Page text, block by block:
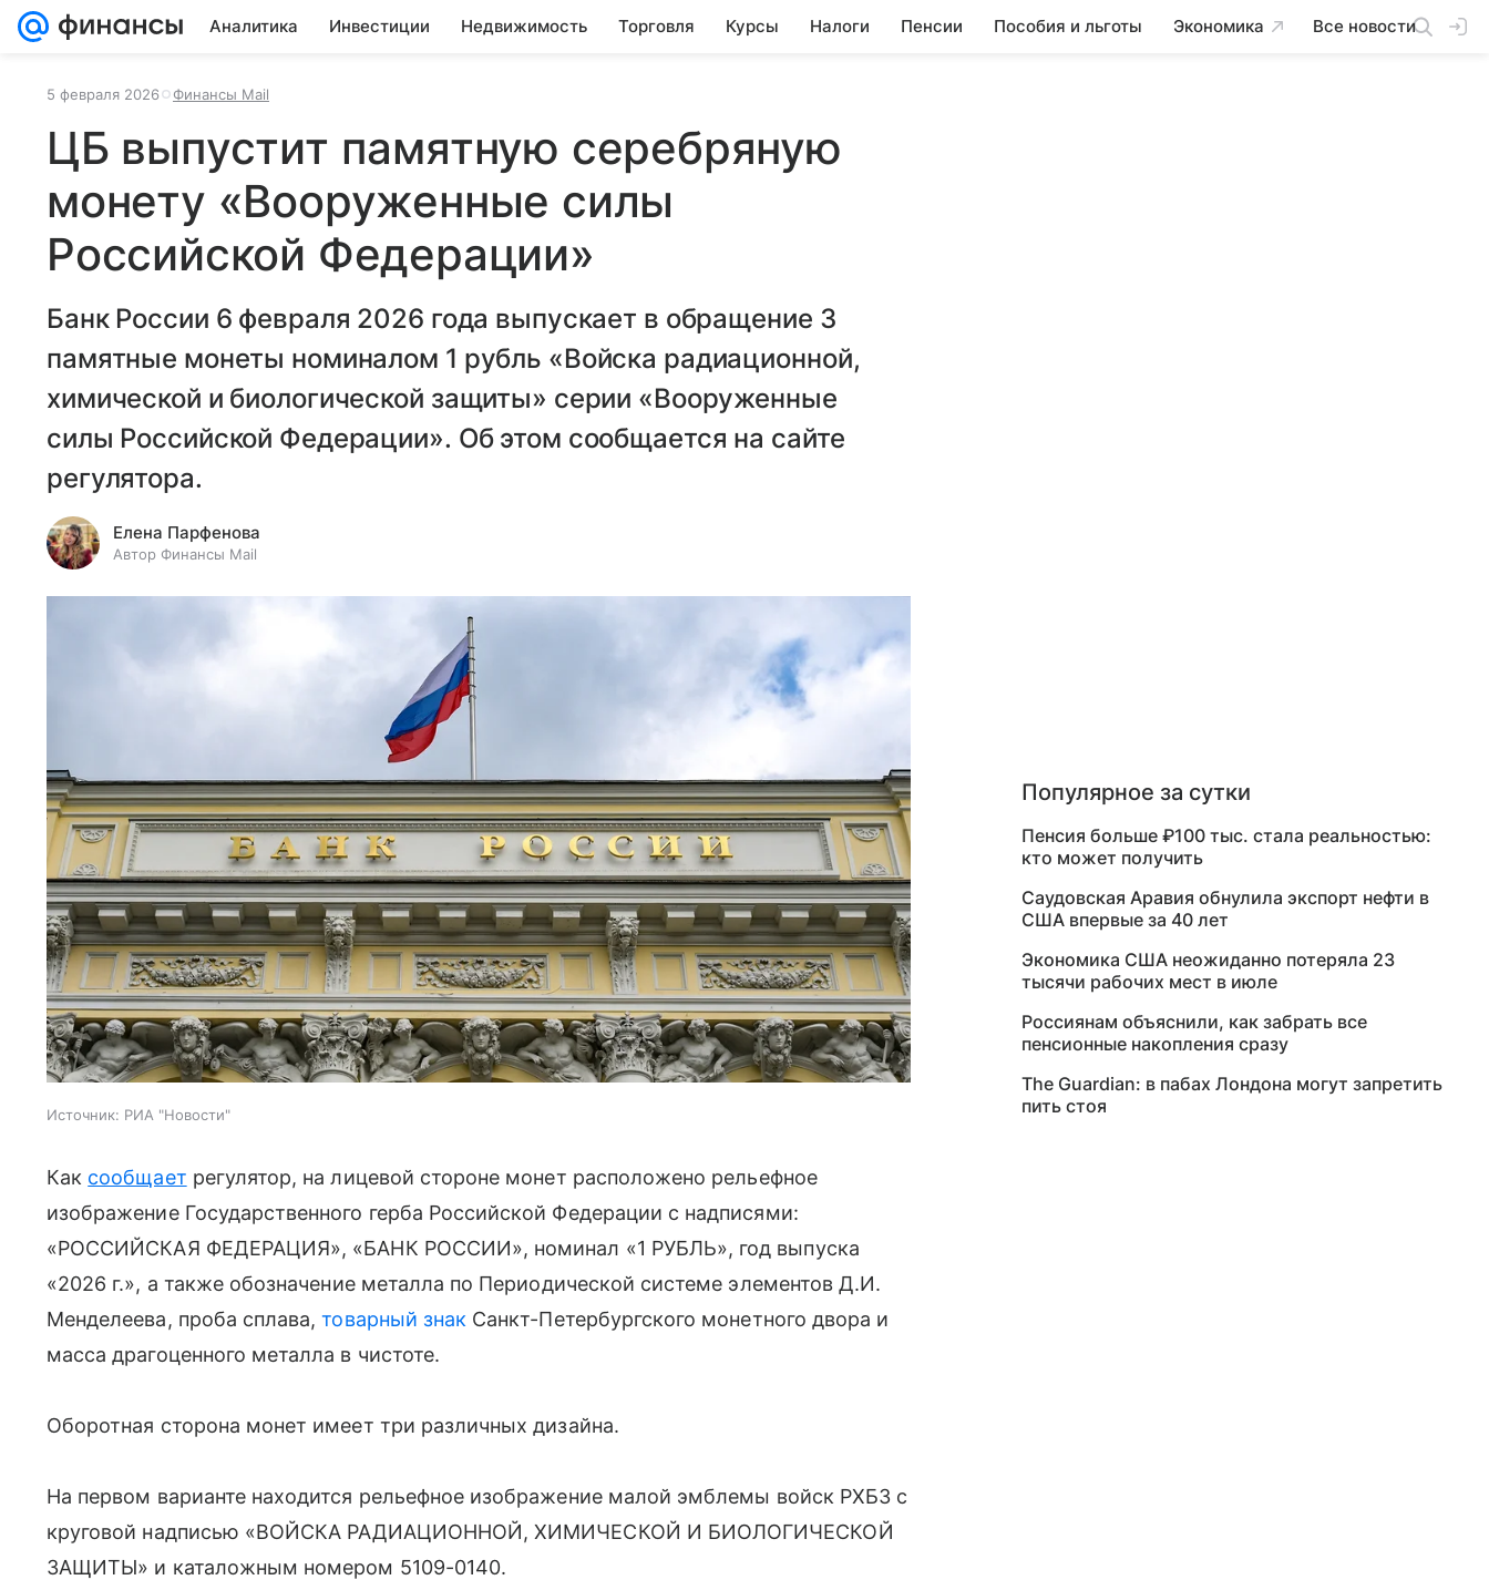
Аналитика Инвестиции Недвижимость Торговля Курсы Налоги Пенсии Пособия и льготы Экономика Все новости
5 февраля 2026 Финансы Mail
ЦБ выпустит памятную серебряную
монету «Вооруженные силы
Российской Федерации»
Банк России 6 февраля 2026 года выпускает в обращение 3
памятные монеты номиналом 1 рубль «Войска радиационной,
химической и биологической защиты» серии «Вооруженные
силы Российской Федерации». Об этом сообщается на сайте
регулятора.
Елена Парфенова
Автор Финансы Mail
Источник: РИА "Новости"
Как сообщает регулятор, на лицевой стороне монет расположено рельефное
изображение Государственного герба Российской Федерации с надписями:
«РОССИЙСКАЯ ФЕДЕРАЦИЯ», «БАНК РОССИИ», номинал «1 РУБЛЬ», год выпуска
«2026 г.», а также обозначение металла по Периодической системе элементов Д.И.
Менделеева, проба сплава,товарный знак Санкт-Петербургского монетного двора и
масса драгоценного металла в чистоте.
Оборотная сторона монет имеет три различных дизайна.
На первом варианте находится рельефное изображение малой эмблемы войск РХБЗ с
круговой надписью «ВОЙСКА РАДИАЦИОННОЙ, ХИМИЧЕСКОЙ И БИОЛОГИЧЕСКОЙ
ЗАЩИТЫ» и каталожным номером 5109-0140.
Популярное за сутки
Пенсия больше ₽100 тыс. стала реальностью:
кто может получить
Саудовская Аравия обнулила экспорт нефти в
США впервые за 40 лет
Экономика США неожиданно потеряла 23
тысячи рабочих мест в июле
Россиянам объяснили, как забрать все
пенсионные накопления сразу
The Guardian: в пабах Лондона могут запретить
пить стоя